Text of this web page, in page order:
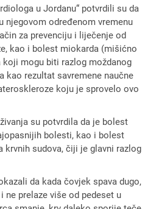
u Jordanu“ potvrdili su da
njegovom određenom vremenu
za prevenciju i liječenje od
kao i bolest miokarda (mišićno
mogu biti razlog moždanog
kao rezultat savremene naučne
koju je sprovelo ovo
su potvrdila da je bolest
bolesti, kao i bolest
krvnih sudova, čiji je glavni razlog
da kada čovjek spava dugo,
ne prelaze više od pedeset u